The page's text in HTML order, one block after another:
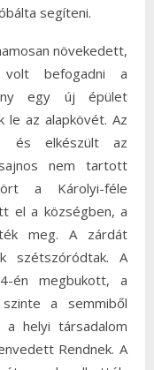
segíteni.
növekedett,
befogadni a
egy új épület
le az alapkövét. Az
és elkészült az
nem tartott
a Károlyi-féle
el a községben, a
meg. A zárdát
szétszóródtak. A
én megbukott, a
a semmiből
helyi társadalom
Rendnek. A